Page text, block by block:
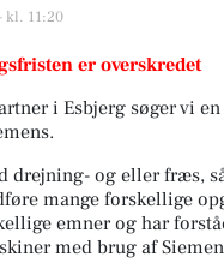
kl. 11:20
er overskredet
i Esbjerg søger vi
drejning- og eller fræs,
mange forskellige
emner og har
med brug af